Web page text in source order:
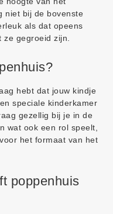
niet bij de bovenste
als dat opeens
gegroeid zijn.
hebt dat jouw kindje
speciale kinderkamer
gezellig bij je in de
wat ook een rol speelt,
het formaat van het
poppenhuis